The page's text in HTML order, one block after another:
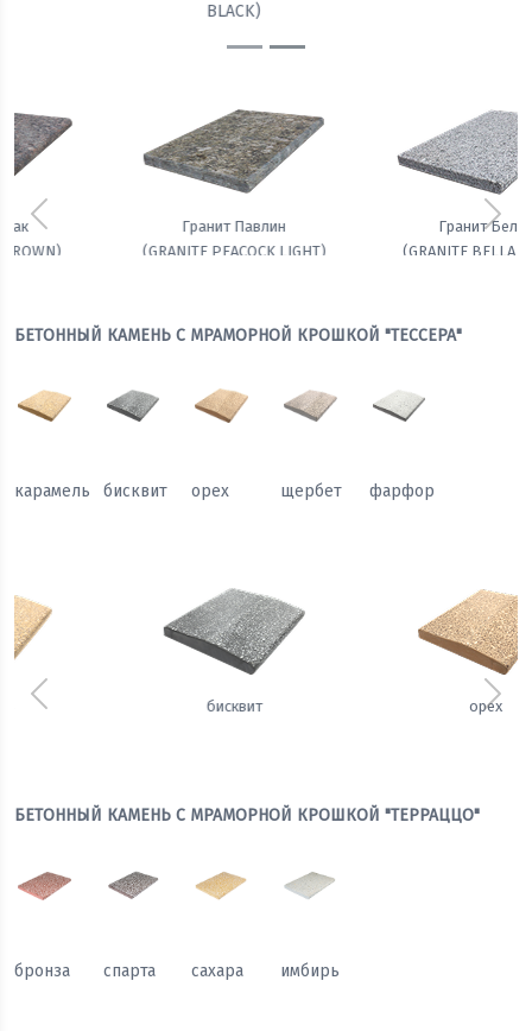
Гранит Белла
(GRANITE BELLA WHITE)
Амфиболит гранатовый
Предыдущий
БЕТОННЫЙ КАМЕНЬ С МРАМОРНОЙ КРОШКОЙ "ТЕССЕРА"
карамель бисквит орех щербет фарфор
Предыдущий
БЕТОННЫЙ КАМЕНЬ С МРАМОРНОЙ КРОШКОЙ "ТЕРРАЦЦО"
бронза спарта сахара имбирь